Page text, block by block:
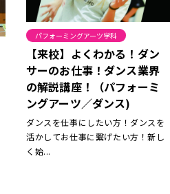
パフォーミングアーツ学科
【来校】よくわかる！ダン
サーのお仕事！ダンス業界
の解説講座！（パフォーミ
ングアーツ／ダンス)
ダンスを仕事にしたい方！ダンスを
活かしてお仕事に繋げたい方！新し
く始...